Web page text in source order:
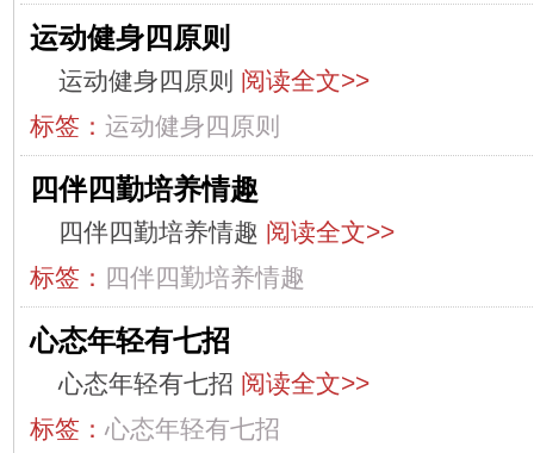
运动健身四原则
运动健身四原则 阅读全文>>
标签： 运动健身四原则
四伴四勤培养情趣
四伴四勤培养情趣 阅读全文>>
标签： 四伴四勤培养情趣
心态年轻有七招
心态年轻有七招 阅读全文>>
标签： 心态年轻有七招